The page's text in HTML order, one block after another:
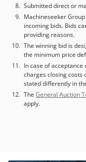
Submitted direct or
Machineseeker
incoming bids. Bids
providing reasons.
The winning bid is
the minimum price
In case of
charges closing costs
stated differently in
The General Auction
apply.